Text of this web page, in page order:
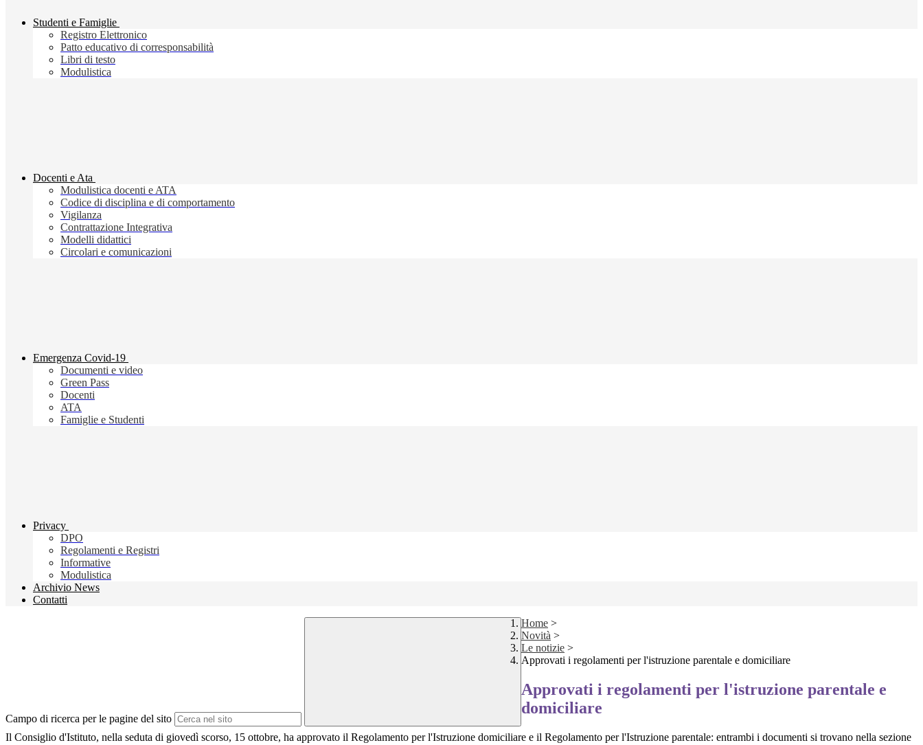
Studenti e Famiglie
Registro Elettronico
Patto educativo di corresponsabilità
Libri di testo
Modulistica
Docenti e Ata
Modulistica docenti e ATA
Codice di disciplina e di comportamento
Vigilanza
Contrattazione Integrativa
Modelli didattici
Circolari e comunicazioni
Emergenza Covid-19
Documenti e video
Green Pass
Docenti
ATA
Famiglie e Studenti
Privacy
DPO
Regolamenti e Registri
Informative
Modulistica
Archivio News
Contatti
Campo di ricerca per le pagine del sito
Home >
Novità >
Le notizie >
Approvati i regolamenti per l'istruzione parentale e domiciliare
Approvati i regolamenti per l'istruzione parentale e
domiciliare
Il Consiglio d'Istituto, nella seduta di giovedì scorso, 15 ottobre, ha approvato il Regolamento per l'Istruzione domiciliare e il Regolamento per l'Istruzione parentale: entrambi i documenti si trovano nella sezione